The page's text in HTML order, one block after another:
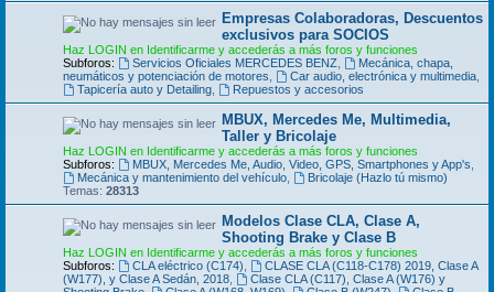
Empresas Colaboradoras, Descuentos
exclusivos para SOCIOS
Haz LOGIN en Identificarme y accederás a más foros y funciones
Subforos:
Servicios Oficiales MERCEDES BENZ
Mecánica, chapa,
neumáticos y potenciación de motores
Car audio, electrónica y multimedia,
Tapicería auto y Detailing, Repuestos y accesorios
MBUX, Mercedes Me, Multimedia,
Taller y Bricolaje
Haz LOGIN en Identificarme y accederás a más foros y funciones
Subforos:
MBUX, Mercedes Me, Audio, Video, GPS, Smartphones y App's
Mecánica y mantenimiento del vehículo,
Bricolaje (Hazlo tú mismo)
Temas: 28313
Modelos Clase CLA, Clase A,
Shooting Brake y Clase B
Haz LOGIN en Identificarme y accederás a más foros y funciones
Subforos:
CLA eléctrico (C174)
CLASE CLA (C118-C178) 2019, Clase A
(W177), y Clase A Sedán, 2018
Clase CLA (C117), Clase A (W176) y